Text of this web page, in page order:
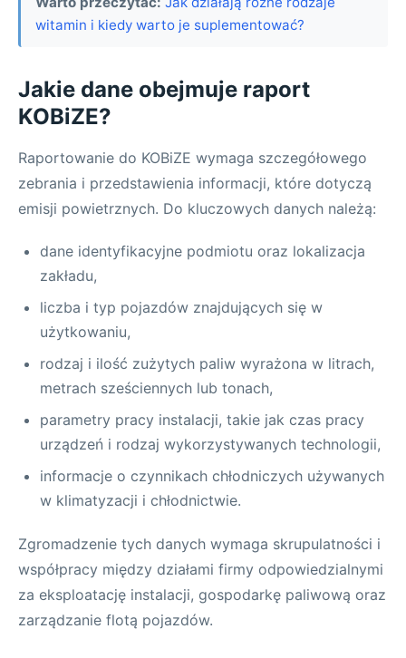
witamin i kiedy warto je suplementować?
Jakie dane obejmuje raport
KOBiZE?
Raportowanie do KOBiZE wymaga szczegółowego
zebrania i przedstawienia informacji, które dotyczą
emisji powietrznych. Do kluczowych danych należą:
dane identyfikacyjne podmiotu oraz lokalizacja
zakładu,
liczba i typ pojazdów znajdujących się w
użytkowaniu,
rodzaj i ilość zużytych paliw wyrażona w litrach,
metrach sześciennych lub tonach,
parametry pracy instalacji, takie jak czas pracy
urządzeń i rodzaj wykorzystywanych technologii,
informacje o czynnikach chłodniczych używanych
w klimatyzacji i chłodnictwie.
Zgromadzenie tych danych wymaga skrupulatności i
współpracy między działami firmy odpowiedzialnymi
za eksploatację instalacji, gospodarkę paliwową oraz
zarządzanie flotą pojazdów.